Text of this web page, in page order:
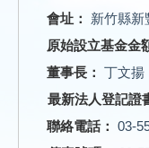
會址：
新竹縣新
原始設立基金金
董事長： 丁文揚
最新法人登記證
聯絡電話： 03-